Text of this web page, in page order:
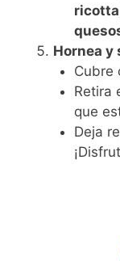
ricotta
Hornea y
Cubre
Retira
que
Deja